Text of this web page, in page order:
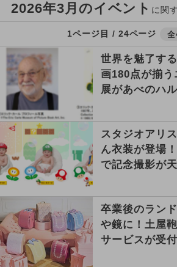
2026年3月のイベント に関
1ページ目 / 24ページ
世界を魅了す
画180点が揃
展があべのハ
スタジオアリ
ん衣装が登場
で記念撮影が
卒業後のラン
や鏡に！土屋
サービスが受